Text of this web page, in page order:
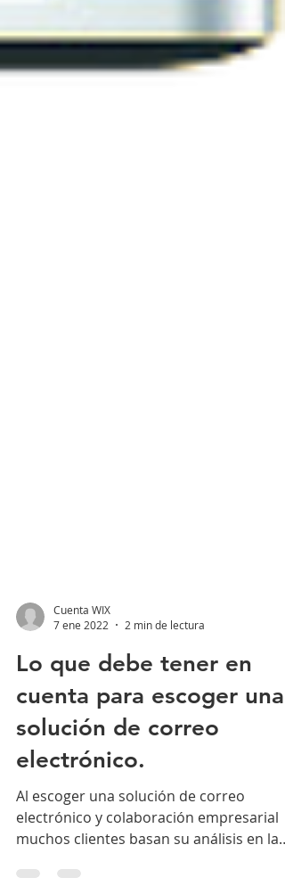
Cuenta WIX
7 ene 2022
2 min de lectura
Lo que debe tener en
cuenta para escoger una
solución de correo
electrónico.
Al escoger una solución de correo
muchos clientes basan su análisis en la